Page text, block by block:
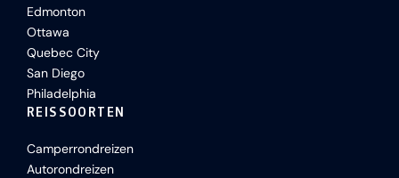
Edmonton
Ottawa
Quebec City
San Diego
Philadelphia
REISSOORTEN
Camperrondreizen
Autorondreizen